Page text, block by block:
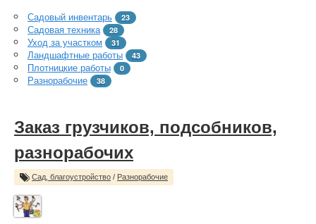
Садовый инвентарь 23
Садовая техника 28
Уход за участком 31
Ландшафтные работы 43
Плотницкие работы 0
Разнорабочие 38
Заказ грузчиков, подсобников,
разнорабочих
Сад, благоустройство / Разнорабочие